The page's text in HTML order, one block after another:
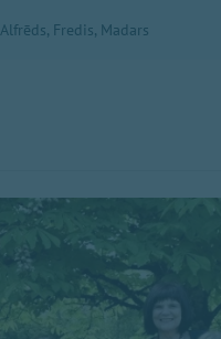
Alfrēds, Fredis, Madars